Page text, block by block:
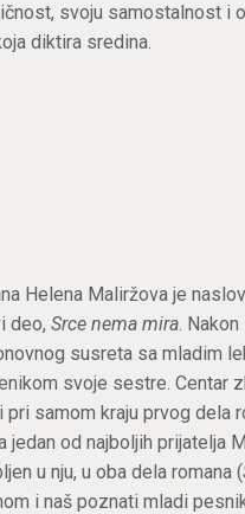
svoju samostalnost i
diktira sredina.
Helena Maliržova je
deo, Srce nema mira.
susreta sa mladim
svoje sestre. Centar
samom kraju prvog dela
jedan od najboljih prijatelja
u nju, u oba dela romana (
i naš poznati mladi